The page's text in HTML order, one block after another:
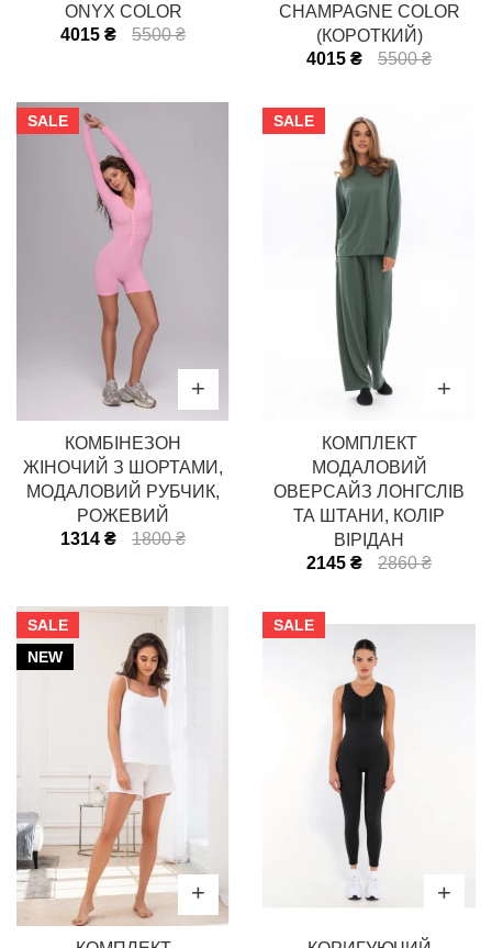
ONYX COLOR
4015 ₴
5500 ₴
CHAMPAGNE COLOR
(КОРОТКИЙ)
4015 ₴
5500 ₴
SALE
КОМБІНЕЗОН
ЖІНОЧИЙ З ШОРТАМИ,
МОДАЛОВИЙ РУБЧИК,
РОЖЕВИЙ
1314 ₴
1800 ₴
SALE
КОМПЛЕКТ
МОДАЛОВИЙ
ОВЕРСАЙЗ ЛОНГСЛІВ
ТА ШТАНИ, КОЛІР
ВІРІДАН
2145 ₴
2860 ₴
SALE
NEW
SALE